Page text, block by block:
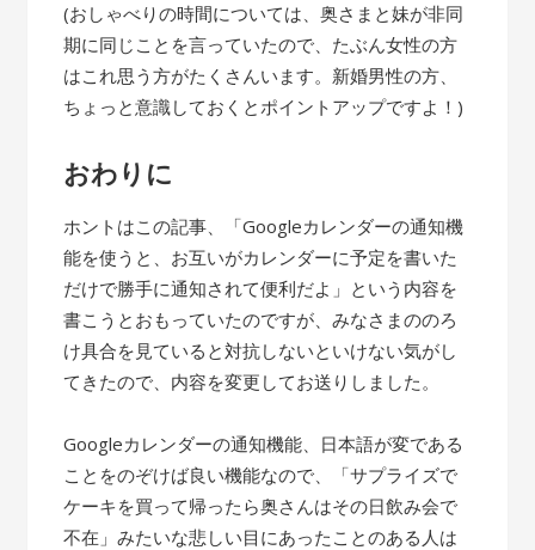
(おしゃべりの時間については、奥さまと妹が非同
期に同じことを言っていたので、たぶん女性の方
はこれ思う方がたくさんいます。新婚男性の方、
ちょっと意識しておくとポイントアップですよ！)
おわりに
ホントはこの記事、「Googleカレンダーの通知機
能を使うと、お互いがカレンダーに予定を書いた
だけで勝手に通知されて便利だよ」という内容を
書こうとおもっていたのですが、みなさまののろ
け具合を見ていると対抗しないといけない気がし
てきたので、内容を変更してお送りしました。
Googleカレンダーの通知機能、日本語が変である
ことをのぞけば良い機能なので、「サプライズで
ケーキを買って帰ったら奥さんはその日飲み会で
不在」みたいな悲しい目にあったことのある人は